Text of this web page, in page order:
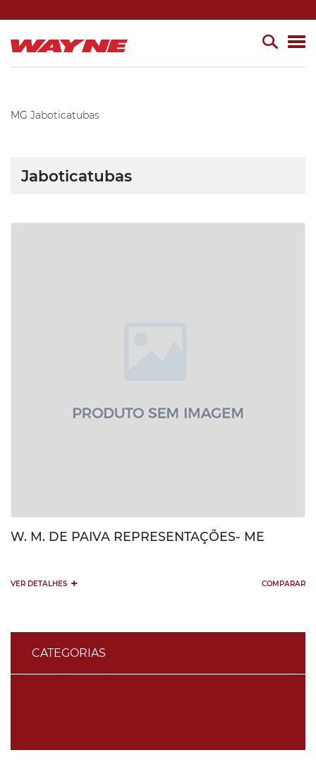
MG Jaboticatubas
CATEGORIAS
Jaboticatubas
W. M. DE PAIVA REPRESENTAÇÕES- ME
VER DETALHES + COMPARAR